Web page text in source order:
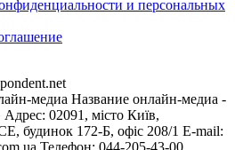
и персональных
медиа Название онлайн-медиа -
02091, місто Київ,
172-Б, офіс 208/1 E-mail: